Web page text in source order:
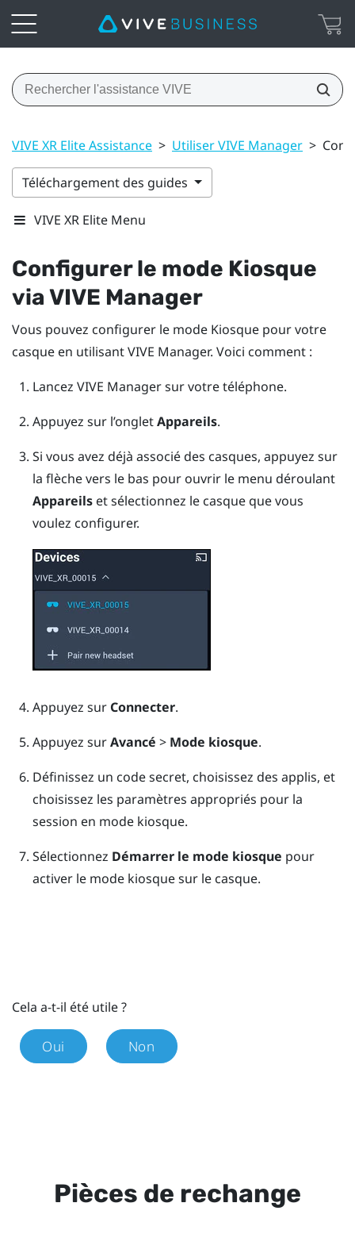
VIVE XR Elite Assistance > Utiliser VIVE Manager >
Téléchargement des guides
VIVE XR Elite Menu
Configurer le mode Kiosque
via VIVE Manager
Vous pouvez configurer le mode Kiosque pour votre
casque en utilisantVIVE Manager. Voici comment :
Lancez VIVE Managersur votre téléphone.
Appuyez sur l’ongletAppareils.
Si vous avez déjà associé des casques, appuyez sur
la flèche vers le bas pour ouvrir le menu déroulant
Appareilset sélectionnez le casque que vous
voulez configurer.
Appuyez sur Connecter.
Appuyez surAvancé > Mode kiosque.
Définissez un code secret, choisissez des applis, et
choisissez les paramètres appropriés pour la
session en mode kiosque.
Sélectionnez Démarrer le mode kiosque pour
activer le mode kiosque sur le casque.
Cela a-t-il été utile ?
Oui Non
Pièces de rechange